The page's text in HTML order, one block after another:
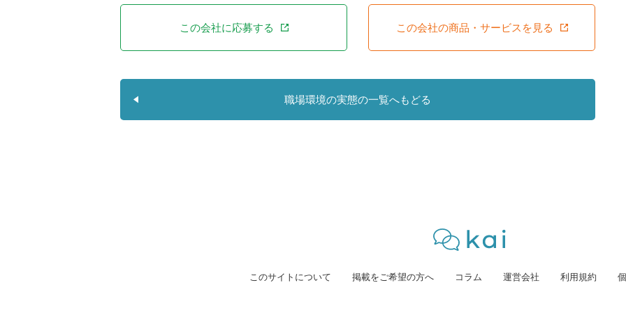
この会社に応募する この会社の商品・サービスを見る
職場環境の実態の一覧へもどる
このサイトについて 掲載をご希望の方へ コラム 運営会社 利用規約